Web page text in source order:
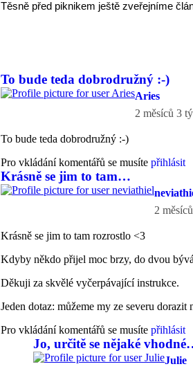
Těsně před piknikem ještě zveřejníme
To bude teda dobrodružný :-)
Aries
2 měsíců 3
To bude teda dobrodružný :-)
Pro vkládání komentářů se musíte přihlásit
Krásně se jim to tam…
2
Krásně se jim to tam rozrostlo <3
Kdyby někdo přijel moc brzy, do dvou
Děkuji za skvělé vyčerpávající instrukce.
Jeden dotaz: můžeme my ze severu
Pro vkládání komentářů se musíte přihlásit
Jo, určitě se nějaké
Julie